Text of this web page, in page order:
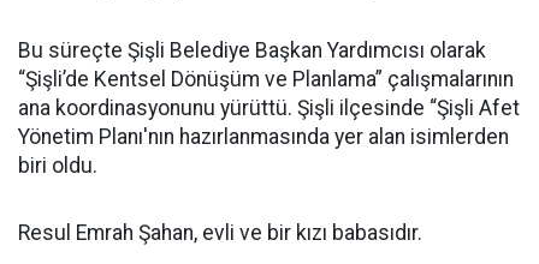
Bu süreçte Şişli Belediye Başkan Yardımcısı olarak
“Şişli’de Kentsel Dönüşüm ve Planlama” çalışmalarının
ana koordinasyonunu yürüttü. Şişli ilçesinde “Şişli Afet
Yönetim Planı'nın hazırlanmasında yer alan isimlerden
biri oldu.
Resul Emrah Şahan, evli ve bir kızı babasıdır.